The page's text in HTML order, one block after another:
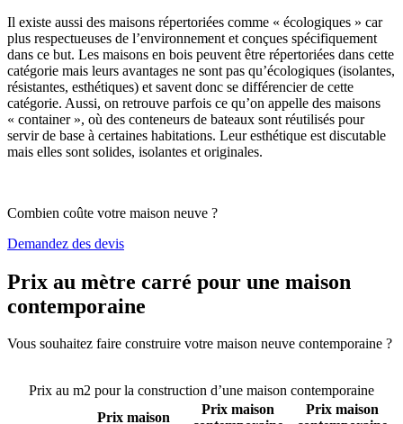
Il existe aussi des maisons répertoriées comme « écologiques » car
plus respectueuses de l’environnement et conçues spécifiquement
dans ce but. Les maisons en bois peuvent être répertoriées dans cette
catégorie mais leurs avantages ne sont pas qu’écologiques (isolantes,
résistantes, esthétiques) et savent donc se différencier de cette
catégorie. Aussi, on retrouve parfois ce qu’on appelle des maisons
« container », où des conteneurs de bateaux sont réutilisés pour
servir de base à certaines habitations. Leur esthétique est discutable
mais elles sont solides, isolantes et originales.
Combien coûte votre maison neuve ?
Demandez des devis
Prix au mètre carré pour une maison
contemporaine
Vous souhaitez faire construire votre maison neuve contemporaine ?
Prix au m2 pour la construction d’une maison contemporaine
Prix maison
Prix maison
Prix maison